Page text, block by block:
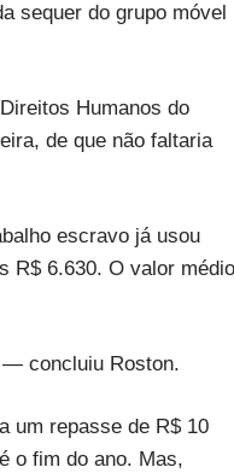
sequer do grupo móvel
Humanos do
de que não faltaria
escravo já usou
R$ 6.630. O valor médio
— concluiu Roston.
um repasse de R$ 10
o fim do ano. Mas,